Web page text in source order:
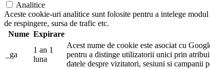
Analitice
Aceste cookie-uri analitice sunt folosite pentru a intelege
de respingere, sursa de trafic etc.
Nume Expirare
_ga
1 an 1
luna
Acest nume de cookie este asociat cu
pentru a distinge utilizatorii unici prin
datele despre vizitatori, sesiuni si campanii